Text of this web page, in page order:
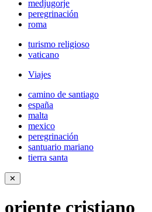
medjugorje
peregrinación
roma
turismo religioso
vaticano
Viajes
camino de santiago
españa
malta
mexico
peregrinación
santuario mariano
tierra santa
✕
oriente cristiano